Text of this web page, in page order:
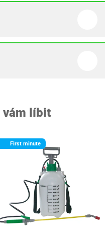
vám líbit
First minute